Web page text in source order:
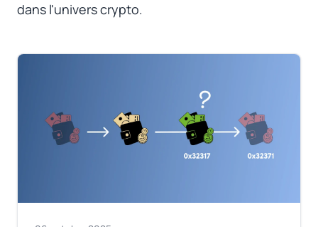
dans l'univers crypto.